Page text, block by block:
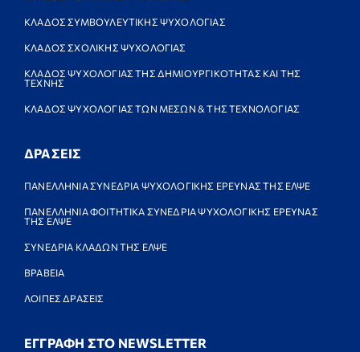
ΚΛΑΔΟΣ ΣΥΜΒΟΥΛΕΥΤΙΚΗΣ ΨΥΧΟΛΟΓΙΑΣ
ΚΛΑΔΟΣ ΣΧΟΛΙΚΗΣ ΨΥΧΟΛΟΓΙΑΣ
ΚΛΑΔΟΣ ΨΥΧΟΛΟΓΙΑΣ ΤΗΣ ΔΗΜΙΟΥΡΓΙΚΟΤΗΤΑΣ ΚΑΙ ΤΗΣ
ΤΕΧΝΗΣ
ΚΛΑΔΟΣ ΨΥΧΟΛΟΓΙΑΣ ΤΩΝ ΜΕΣΩΝ & ΤΗΣ ΤΕΧΝΟΛΟΓΙΑΣ
ΔΡΑΣΕΙΣ
ΠΑΝΕΛΛΗΝΙΑ ΣΥΝΕΔΡΙΑ ΨΥΧΟΛΟΓΙΚΗΣ ΕΡΕΥΝΑΣ ΤΗΣ ΕΛΨΕ
ΠΑΝΕΛΛΗΝΙΑ ΦΟΙΤΗΤΙΚΑ ΣΥΝΕΔΡΙΑ ΨΥΧΟΛΟΓΙΚΗΣ ΕΡΕΥΝΑΣ
ΤΗΣ ΕΛΨΕ
ΣΥΝΕΔΡΙΑ ΚΛΑΔΩΝ ΤΗΣ ΕΛΨΕ
ΒΡΑΒΕΙΑ
ΛΟΙΠΕΣ ΔΡΑΣΕΙΣ
ΕΓΓΡΑΦΗ ΣΤΟ NEWSLETTER